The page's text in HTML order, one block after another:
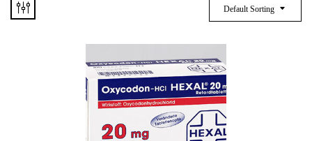
Default Sorting